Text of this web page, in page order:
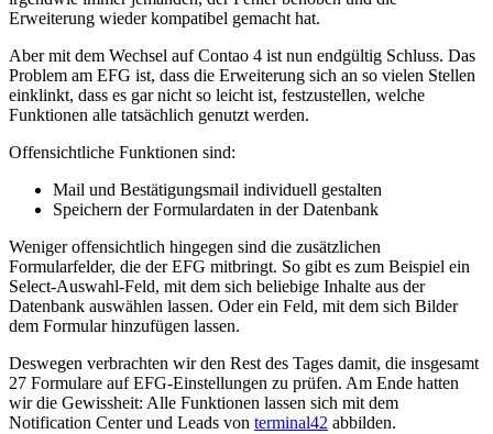
Erweiterung wieder kompatibel gemacht hat.
Aber mit dem Wechsel auf Contao 4 ist nun endgültig Schluss. Das
Problem am EFG ist, dass die Erweiterung sich an so vielen Stellen
einklinkt, dass es gar nicht so leicht ist, festzustellen, welche
Funktionen alle tatsächlich genutzt werden.
Offensichtliche Funktionen sind:
Mail und Bestätigungsmail individuell gestalten
Speichern der Formulardaten in der Datenbank
Weniger offensichtlich hingegen sind die zusätzlichen
Formularfelder, die der EFG mitbringt. So gibt es zum Beispiel ein
Select-Auswahl-Feld, mit dem sich beliebige Inhalte aus der
Datenbank auswählen lassen. Oder ein Feld, mit dem sich Bilder
dem Formular hinzufügen lassen.
Deswegen verbrachten wir den Rest des Tages damit, die insgesamt
27 Formulare auf EFG-Einstellungen zu prüfen. Am Ende hatten
wir die Gewissheit: Alle Funktionen lassen sich mit dem
Notification Center und Leads von terminal42 abbilden.